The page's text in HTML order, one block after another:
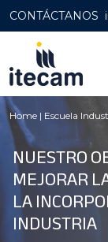
CONTÁCTANOS
Home | Escuela
NUESTRO
MEJORAR
LA
INDUSTRIA